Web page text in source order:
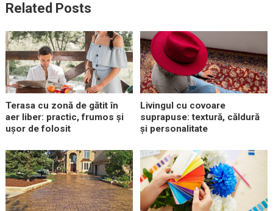
Related Posts
Terasa cu zonă de gătit în
aer liber: practic, frumos și
ușor de folosit
Livingul cu covoare
suprapuse: textură, căldură
și personalitate